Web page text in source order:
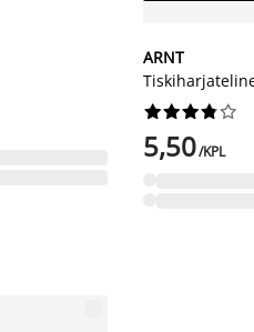
ARNT






5,50/KPL